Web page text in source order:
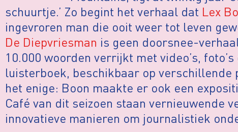
schuurtje.’ Zo begint het verhaal dat Lex
ingevroren man die ooit weer tot leven
De Diepvriesman is geen doorsnee-
10.000 woorden verrijkt met video’s,
luisterboek, beschikbaar op verschillende
het enige: Boon maakte er ook een
Café van dit seizoen staan vernieuwende
innovatieve manieren om journalistiek